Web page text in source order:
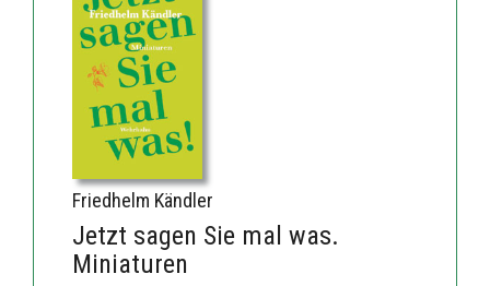
Friedhelm Kändler
Jetzt sagen Sie mal was.
Miniaturen